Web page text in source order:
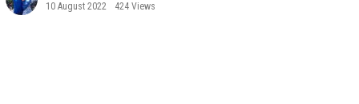
10 August 2022
424 Views